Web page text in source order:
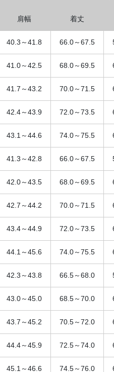
肩幅 着丈
40.3～41.8 66.0～67.5
41.0～42.5 68.0～69.5
41.7～43.2 70.0～71.5
42.4～43.9 72.0～73.5
43.1～44.6 74.0～75.5
41.3～42.8 66.0～67.5
42.0～43.5 68.0～69.5
42.7～44.2 70.0～71.5
43.4～44.9 72.0～73.5
44.1～45.6 74.0～75.5
42.3～43.8 66.5～68.0
43.0～45.0 68.5～70.0
43.7～45.2 70.5～72.0
44.4～45.9 72.5～74.0
45.1～46.6 74.5～76.0